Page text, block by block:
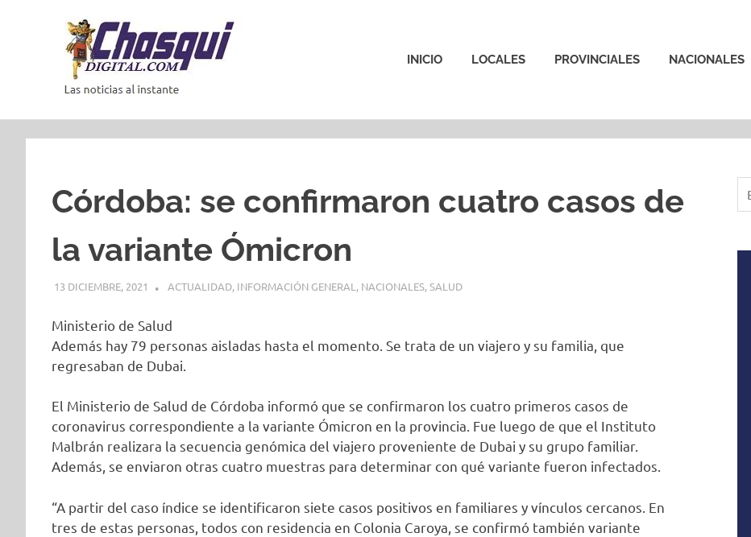
INICIO LOCALES PROVINCIALES NACIONALES
Córdoba: se confirmaron cuatro casos de
la variante Ómicron
13 DICIEMBRE, 2021 ACTUALIDAD, INFORMACIÓN GENERAL , NACIONALES,SALUD
Ministerio de Salud
Además hay 79 personas aisladas hasta el momento. Se trata de un viajero y su familia, que
regresaban de Dubai.
El Ministerio de Salud de Córdoba informó que se confirmaron los cuatro primeros casos de
coronavirus correspondiente a la variante Ómicron en la provincia. Fue luego de que el Instituto
Malbrán realizara la secuencia genómica del viajero proveniente de Dubai y su grupo familiar.
Además, se enviaron otras cuatro muestras para determinar con qué variante fueron infectados.
“A partir del caso índice se identificaron siete casos positivos en familiares y vínculos cercanos. En
tres de estas personas, todos con residencia en Colonia Caroya, se confirmó también variante